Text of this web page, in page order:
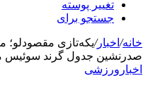
تغییر پوسته
جستجو برای
خانه/ اخبار/یکه‌تازی مقصودلو؛
صدرنشین جدول گرند سوئیس
اخبار ورزشی